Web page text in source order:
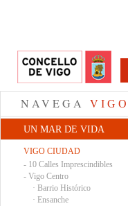
NAVEGA VIGO
UN MAR DE VIDA
VIGO CIUDAD
- 10 Calles Imprescindibles
- Vigo Centro
· Barrio Histórico
· Ensanche